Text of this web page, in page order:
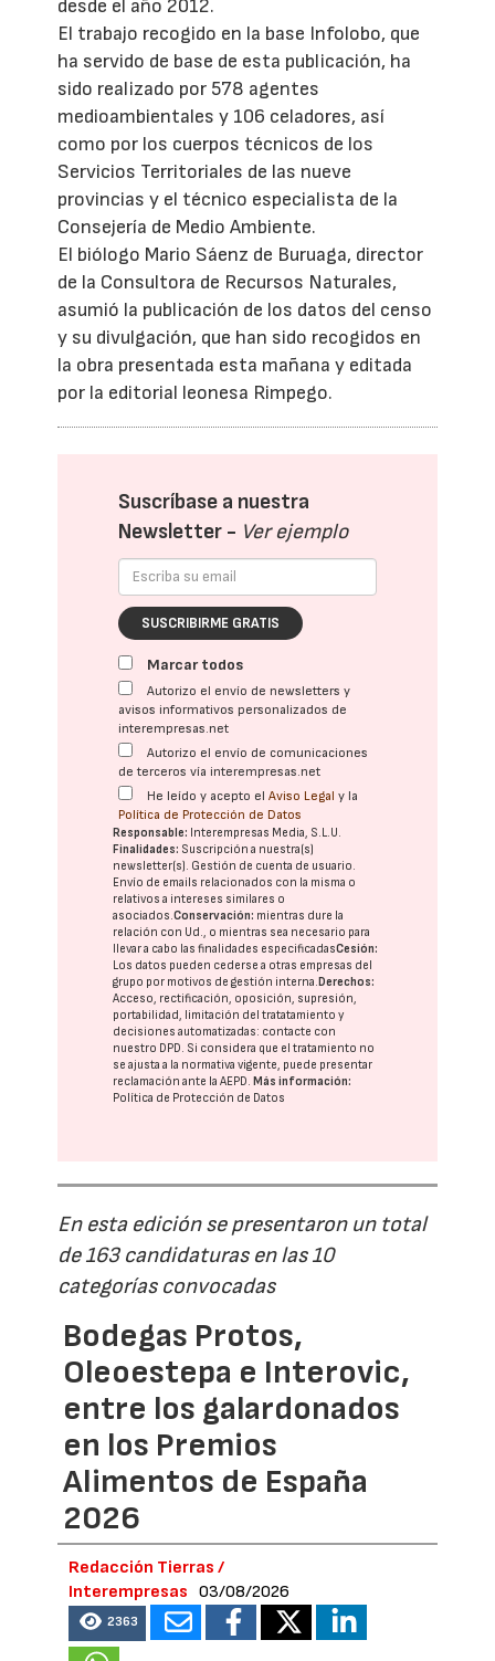
desde el año 2012.
El trabajo recogido en la base Infolobo, que
ha servido de base de esta publicación, ha
sido realizado por 578 agentes
medioambientales y 106 celadores, así
como por los cuerpos técnicos de los
Servicios Territoriales de las nueve
provincias y el técnico especialista de la
Consejería de Medio Ambiente.
El biólogo Mario Sáenz de Buruaga, director
de la Consultora de Recursos Naturales,
asumió la publicación de los datos del censo
y su divulgación, que han sido recogidos en
la obra presentada esta mañana y editada
por la editorial leonesa Rimpego.
Suscríbase a nuestra
Newsletter - Ver ejemplo
SUSCRIBIRME GRATIS
Marcar todos
Autorizo el envío de newsletters y
avisos informativos personalizados de
interempresas.net
Autorizo el envío de comunicaciones
de terceros vía interempresas.net
He leído y acepto elAviso Legal y la
Política de Protección de Datos
Responsable: Interempresas Media, S.L.U.
Finalidades: Suscripción a nuestra(s)
newsletter(s). Gestión de cuenta de usuario.
Envío de emails relacionados con la misma o
relativos a intereses similares o
asociados.Conservación: mientras dure la
relación con Ud., o mientras sea necesario para
llevar a cabo las finalidades especificadasCesión:
Los datos pueden cederse a otras empresas del
grupo por motivos de gestión interna.Derechos:
Acceso, rectificación, oposición, supresión,
portabilidad, limitación del tratatamiento y
decisiones automatizadas: contacte con
nuestro DPD. Si considera que el tratamiento no
se ajusta a la normativa vigente, puede presentar
reclamación ante laAEPD.Más información:
Política de Protección de Datos
En esta edición se presentaron un total
de 163 candidaturas en las 10
categorías convocadas
Bodegas Protos,
Oleoestepa e Interovic,
entre los galardonados
en los Premios
Alimentos de España
2026
Redacción Tierras /
Interempresas
03/08/2026
2363